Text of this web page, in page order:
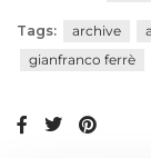
Tags: archive
gianfranco ferrè